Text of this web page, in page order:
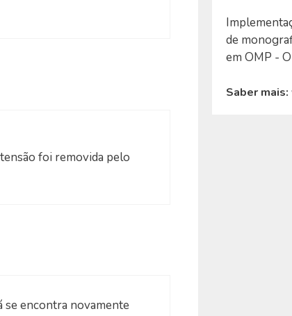
foi removida pelo
se encontra novamente
de
em OMP -
Saber mais: